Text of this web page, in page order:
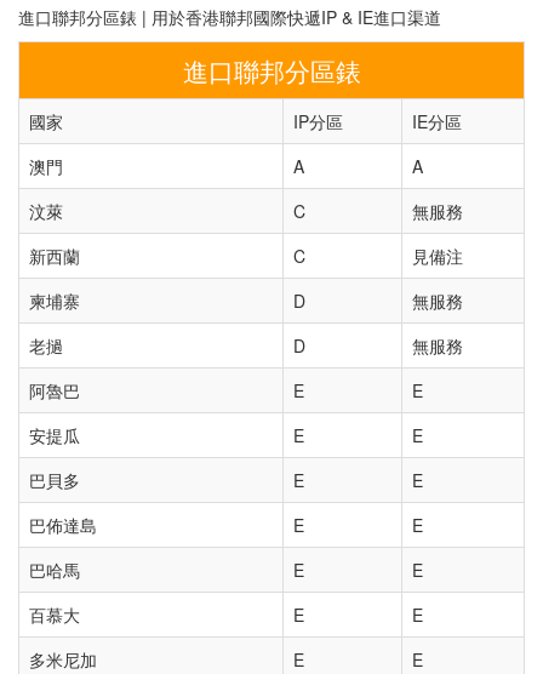
進口聯邦分區錶 | 用於香港聯邦國際快遞IP & IE進口渠道
進口聯邦分區錶
國家 IP分區
IE分區
澳門
A
A
汶萊
C
無服務
新西蘭
C
見備注
柬埔寨
D
無服務
老撾
D
無服務
阿魯巴
E
E
安提瓜
E
E
巴貝多
E
E
巴佈達島
E
E
巴哈馬
E
E
百慕大
E
E
多米尼加
E
E